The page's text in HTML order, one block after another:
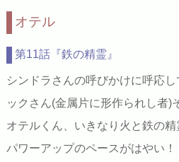
オテル
第11話『鉄の精霊』
シンドラさんの呼びかけに呼応
ックさん(金属片に形作られし者)
オテルくん、いきなり火と鉄の
パワーアップのペースがはやい